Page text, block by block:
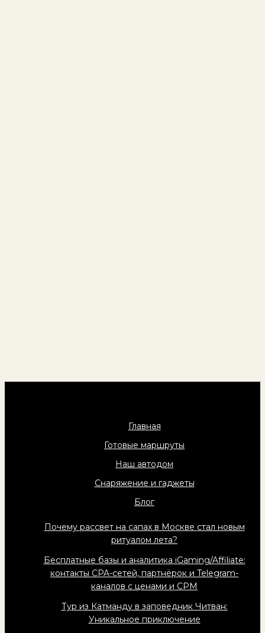
Главная
Готовые маршруты
Наш автодом
Снаряжение и гаджеты
Блог
Почему рассвет на сапах в Москве стал новым
ритуалом лета?
Бесплатные базы и аналитика iGaming/Affiliate:
контакты CPA-сетей, партнёрок и Telegram-
каналов с ценами и CPM
Тур из Катманду в заповедник Читван:
Уникальное приключение